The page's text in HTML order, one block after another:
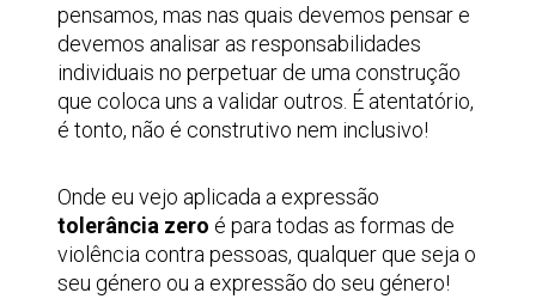
pensamos, mas nas quais devemos pensar e
devemos analisar as responsabilidades
individuais no perpetuar de uma construção
que coloca uns a validar outros. É atentatório,
é tonto, não é construtivo nem inclusivo!
Onde eu vejo aplicada a expressão
tolerância zero é para todas as formas de
violência contra pessoas, qualquer que seja o
seu género ou a expressão do seu género!